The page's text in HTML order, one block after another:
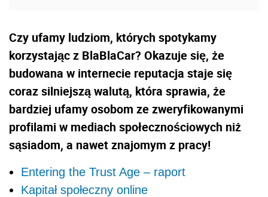
Czy ufamy ludziom, których spotykamy
korzystając z BlaBlaCar? Okazuje się, że
budowana w internecie reputacja staje się
coraz silniejszą walutą, która sprawia, że
bardziej ufamy osobom ze zweryfikowanymi
profilami w mediach społecznościowych niż
sąsiadom, a nawet znajomym z pracy!
Entering the Trust Age – raport
Kapitał społeczny online